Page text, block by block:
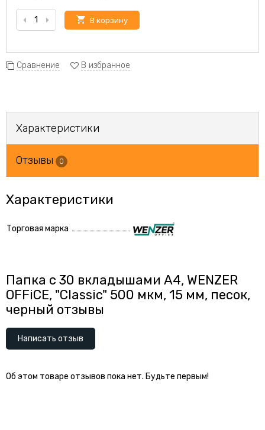
В корзину
Сравнение В избранное
Характеристики
Отзывы 0
Характеристики
Торговая марка
Папка с 30 вкладышами А4, WENZER
OFFiCE, "Classic" 500 мкм, 15 мм, песок,
черный отзывы
Написать отзыв
Об этом товаре отзывов пока нет. Будьте первым!